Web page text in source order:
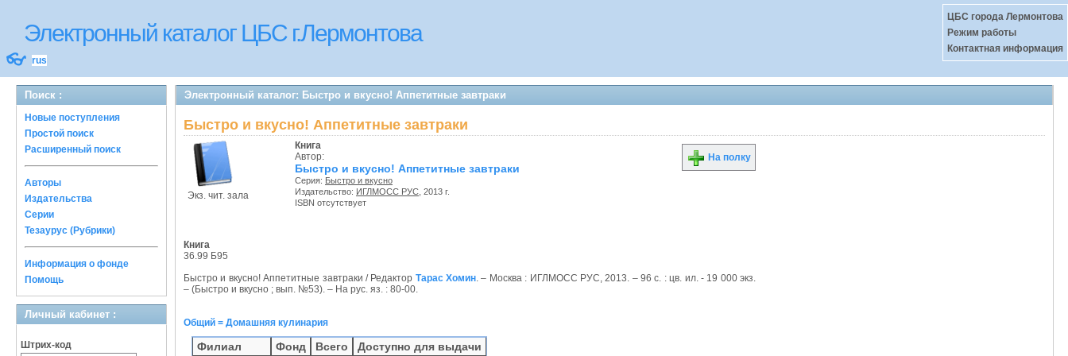
Электронный каталог ЦБС г.Лермонтова
👓 rus
ЦБС города Лермонтова
Режим работы
Контактная информация
Поиск :
Новые поступления
Простой поиск
Расширенный поиск
Авторы
Издательства
Серии
Тезаурус (Рубрики)
Информация о фонде
Помощь
Личный кабинет :
Штрих-код
Электронный каталог: Быстро и вкусно! Аппетитные завтраки
Быстро и вкусно! Аппетитные завтраки
Экз. чит. зала
Книга
Автор:
Быстро и вкусно! Аппетитные завтраки
Серия: Быстро и вкусно
Издательство: ИГЛМОСС РУС , 2013 г.
ISBN отсутствует
На полку
Книга
36.99 Б95
Быстро и вкусно! Аппетитные завтраки / Редактор Тарас Хомин. – Москва : ИГЛМОСС РУС, 2013. – 96 с. : цв. ил. - 19 000 экз.
– (Быстро и вкусно ; вып. №53). – На рус. яз. : 80-00.
Общий = Домашняя кулинария
Филиал Фонд Всего Доступно для выдачи